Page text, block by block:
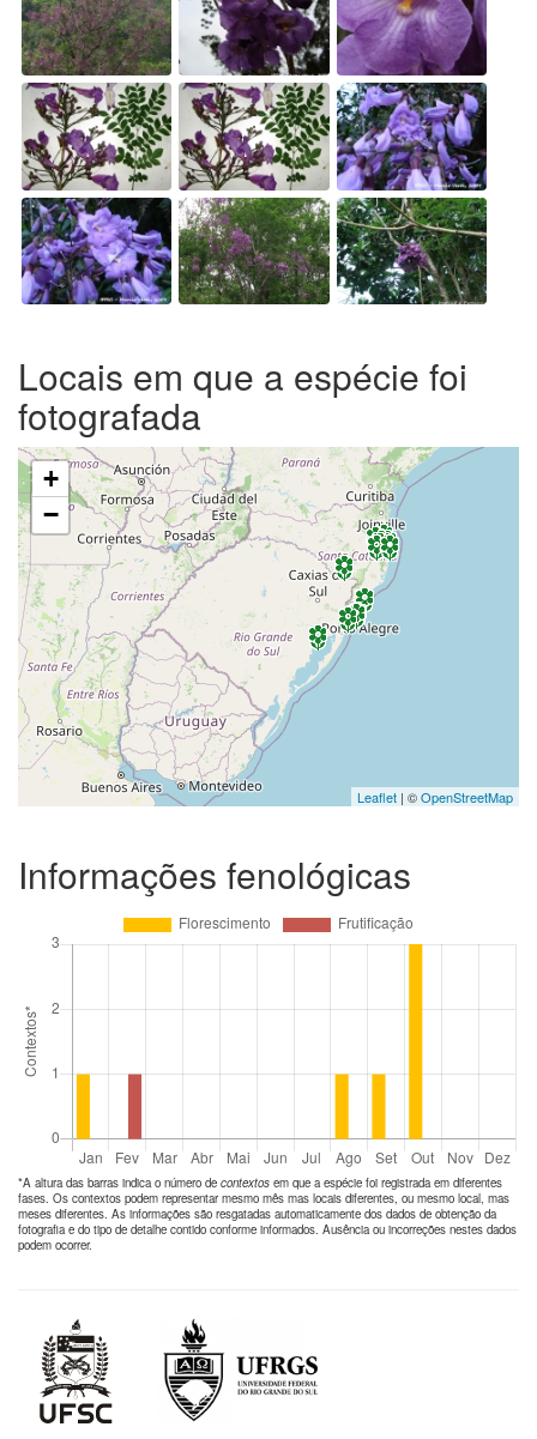
Locais em que a espécie foi
fotografada
+
−
Leaflet | ©OpenStreetMap
Informações fenológicas
*A altura das barras indica o número de contextos em que a espécie foi registrada em diferentes
fases. Os contextos podem representar mesmo mês mas locais diferentes, ou mesmo local, mas
meses diferentes. As informações são resgatadas automaticamente dos dados de obtenção da
fotografia e do tipo de detalhe contido conforme informados. Ausência ou incorreções nestes dados
podem ocorrer.